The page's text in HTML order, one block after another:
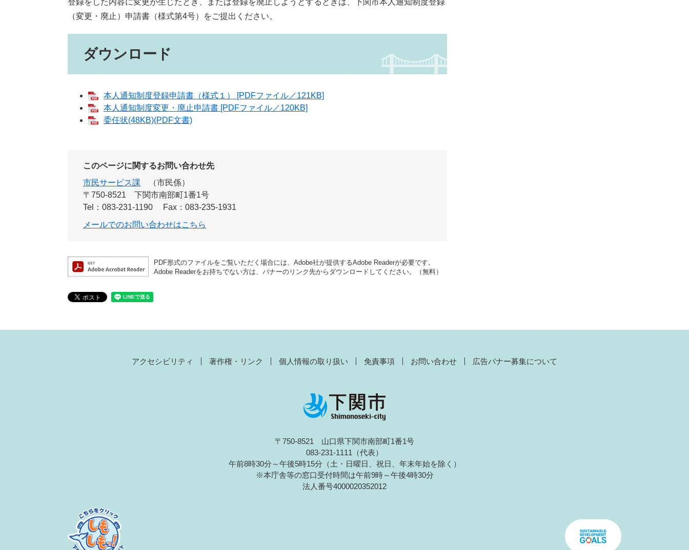
登録をした内容に変更が生じたとき、または登録を廃止しようとするときは、下関市本人通知制度登録
（変更・廃止）申請書（様式第4号）をご提出ください。
ダウンロード
本人通知制度登録申請書（様式１） [PDFファイル／121KB]
本人通知制度変更・廃止申請書 [PDFファイル／120KB]
委任状(48KB)(PDF文書)
このページに関するお問い合わせ先
市民サービス課
市民係
〒750-8521
下関市南部町1番1号
Tel：083-231-1190
Fax：083-235-1931
メールでのお問い合わせはこちら
PDF形式のファイルをご覧いただく場合には、Adobe社が提供するAdobe Readerが必要です。
Adobe Readerをお持ちでない方は、バナーのリンク先からダウンロードしてください。（無料）
アクセシビリティ 著作権・リンク 個人情報の取り扱い 免責事項 お問い合わせ 広告バナー募集について
〒750-8521 山口県下関市南部町1番1号
083-231-1111（代表）
午前8時30分～午後5時15分（土・日曜日、祝日、年末年始を除く）
※本庁舎等の窓口受付時間は午前9時～午後4時30分
法人番号4000020352012